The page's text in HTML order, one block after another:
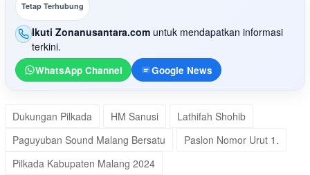
Tetap Terhubung
Ikuti Zonanusantara.com untuk mendapatkan informasi
terkini.
WhatsApp Channel Google News
Dukungan Pilkada HM Sanusi
Lathifah Shohib
Paguyuban Sound Malang Bersatu
Paslon Nomor Urut 1.
Pilkada Kabupaten Malang 2024